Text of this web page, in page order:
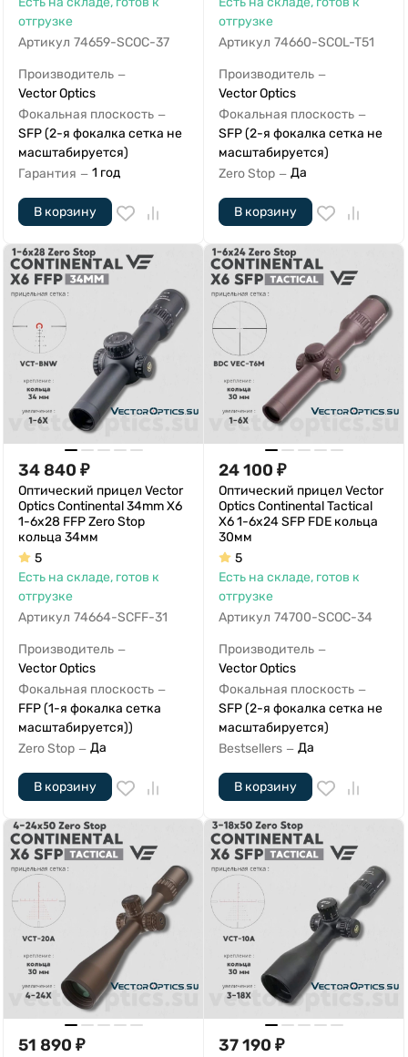
отгрузке
Артикул 74659-SCOC-37
Производитель —
Vector Optics
Фокальная плоскость —
SFP (2-я фокалка сетка не
масштабируется)
Гарантия — 1 год
В корзину
отгрузке
Артикул 74660-SCOL-T51
Производитель —
Vector Optics
Фокальная плоскость —
SFP (2-я фокалка сетка не
масштабируется)
Zero Stop — Да
В корзину
34 840 ₽
Оптический прицел Vector
Optics Continental 34mm X6
1-6x28 FFP Zero Stop
кольца 34мм
5
Есть на складе, готов к
отгрузке
Артикул 74664-SCFF-31
Производитель —
Vector Optics
Фокальная плоскость —
FFP (1-я фокалка сетка
масштабируется))
Zero Stop — Да
В корзину
24 100 ₽
Оптический прицел Vector
Optics Continental Tactical
X6 1-6x24 SFP FDE кольца
30мм
5
Есть на складе, готов к
отгрузке
Артикул 74700-SCOC-34
Производитель —
Vector Optics
Фокальная плоскость —
SFP (2-я фокалка сетка не
масштабируется)
Bestsellers — Да
В корзину
51 890 ₽ 37 190 ₽